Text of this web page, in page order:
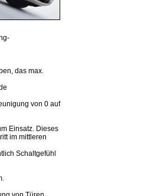
das max.
von 0 auf
Einsatz. Dieses
im mittleren
Schaltgefühl